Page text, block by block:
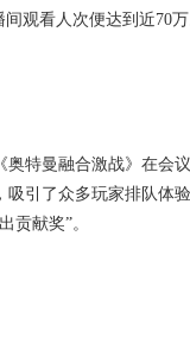
观看人次便达到近70万
特曼融合激战》在会
引了众多玩家排队体
贡献奖”。